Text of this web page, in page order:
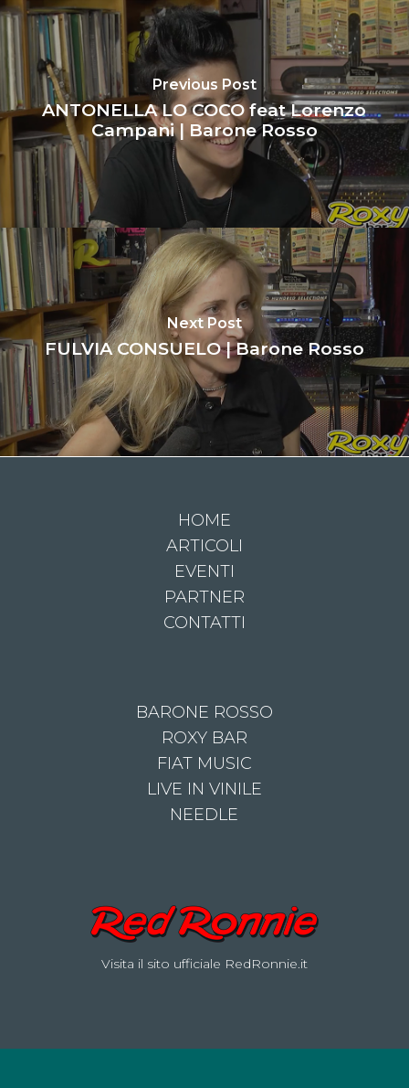
Previous Post
ANTONELLA LO COCO feat Lorenzo
Campani | Barone Rosso
Next Post
FULVIA CONSUELO | Barone Rosso
HOME
ARTICOLI
EVENTI
PARTNER
CONTATTI
BARONE ROSSO
ROXY BAR
FIAT MUSIC
LIVE IN VINILE
NEEDLE
Visita il sito ufficiale RedRonnie.it